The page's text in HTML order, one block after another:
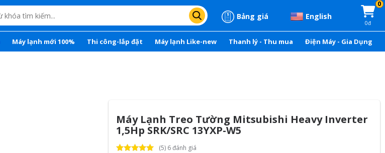
Bảng giá English
0
0đ
Máy lạnh mới 100% Thi công-lắp đặt Máy lạnh Like-new Thanh lý - Thu mua Điện Máy - Gia Dụng
Máy Lạnh Treo Tường Mitsubishi Heavy Inverter
1,5Hp SRK/SRC 13YXP-W5
(5) 6 đánh giá